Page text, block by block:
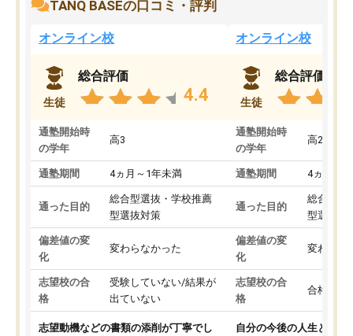
TANQ BASEの口コミ・評判
オンライン校
生徒
総合評価
4.4
通塾開始時
の学年
高3
通塾期間 4ヵ月～1年未満
通った目的
総合型選抜・学校推薦
型選抜対策
偏差値の変
化
変わらなかった
志望校の合
格
受験していない/結果が
出ていない
志望動機などの書類の添削が丁寧でし
オンライン校
生徒
総合評価
通塾開始時
の学年
高2
通塾期間 4ヵ月～1
通った目的
総合型選
型選抜対
偏差値の変
化
変わらな
志望校の合
格
合格した
自分の今後の人生と真剣